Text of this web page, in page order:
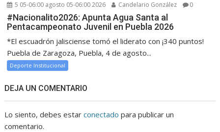
5 05-06:00 agosto 05-06:00 2026 Candelario González 0
#Nacionalito2026: Apunta Agua Santa al
Pentacampeonato Juvenil en Puebla 2026
*El escuadrón jalisciense tomó el liderato con ¡340 puntos!
Puebla de Zaragoza, Puebla, 4 de agosto...
Deporte Institucional
DEJA UN COMENTARIO
Lo siento, debes estarconectado para publicar un
comentario.